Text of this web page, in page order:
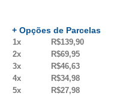
+ Opções de Parcelas
1x R$139,90
2x
R$69,95
3x
R$46,63
4x
R$34,98
5x
R$27,98